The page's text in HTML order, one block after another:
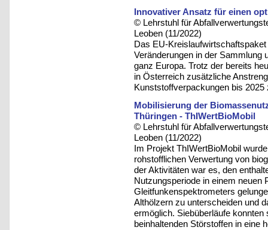
Innovativer Ansatz für einen
© Lehrstuhl für
Leoben (11/2022)
Das EU-
Veränderungen in der Sammlung
ganz Europa. Trotz der bereits
in Österreich zusätzliche
Kunststoffverpackungen bis
Mobilisierung der
Thüringen - ThIWertBioMobil
© Lehrstuhl für
Leoben (11/2022)
Im Projekt ThIWertBioMobil
rohstofflichen Verwertung von
der Aktivitäten war es, den
Nutzungsperiode in einem neuen
Gleitfunkenspektrometers
Althölzern zu unterscheiden und
ermöglich. Siebüberläufe
beinhaltenden Störstoffen in eine